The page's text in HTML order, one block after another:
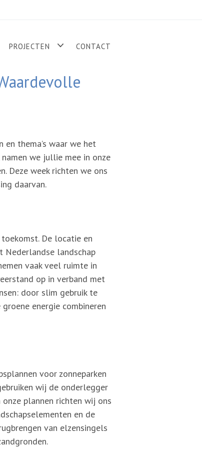
PROJECTEN CONTACT
thema’s waar we het
we jullie mee in onze
Deze week richten we ons
daarvan.
De locatie en
Nederlandse landschap
vaak veel ruimte in
op in verband met
door slim gebruik te
energie combineren
voor zonneparken
wij de onderlegger
plannen richten wij ons
en de
van elzensingels